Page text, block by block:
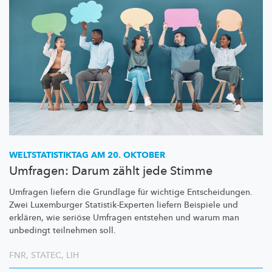
WELTSTATISTIKTAG AM 20. OKTOBER
Umfragen: Darum zählt jede Stimme
Umfragen liefern die Grundlage für wichtige Entscheidungen.
Zwei Luxemburger Statistik-Experten liefern Beispiele und
erklären, wie seriöse Umfragen entstehen und warum man
unbedingt teilnehmen soll.
FNR, STATEC, LIH